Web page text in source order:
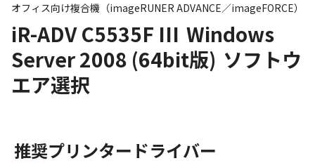
iR-ADV C5535F III Windows
Server 2008 (64bit版) ソフトウ
エア選択
オフィス向け複合機（imageRUNER ADVANCE／imageFORCE）
推奨プリンタードライバー